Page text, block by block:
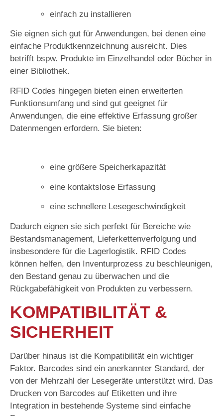
einfach zu installieren
Sie eignen sich gut für Anwendungen, bei denen eine
einfache Produktkennzeichnung ausreicht. Dies
betrifft bspw. Produkte im Einzelhandel oder Bücher in
einer Bibliothek.
RFID Codes hingegen bieten einen erweiterten
Funktionsumfang und sind gut geeignet für
Anwendungen, die eine effektive Erfassung großer
Datenmengen erfordern. Sie bieten:
eine größere Speicherkapazität
eine kontaktslose Erfassung
eine schnellere Lesegeschwindigkeit
Dadurch eignen sie sich perfekt für Bereiche wie
Bestandsmanagement, Lieferkettenverfolgung und
insbesondere für die Lagerlogistik. RFID Codes
können helfen, den Inventurprozess zu beschleunigen,
den Bestand genau zu überwachen und die
Rückgabefähigkeit von Produkten zu verbessern.
KOMPATIBILITÄT &
SICHERHEIT
Darüber hinaus ist die Kompatibilität ein wichtiger
Faktor. Barcodes sind ein anerkannter Standard, der
von der Mehrzahl der Lesegeräte unterstützt wird. Das
Drucken von Barcodes auf Etiketten und ihre
Integration in bestehende Systeme sind einfache